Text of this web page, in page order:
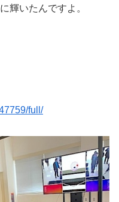
輝いたんですよ。
full/